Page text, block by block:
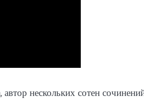
нескольких сотен